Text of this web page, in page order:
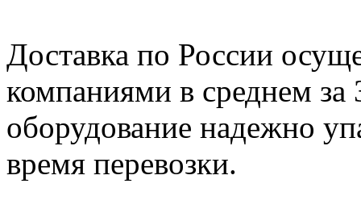
Доставка по России
компаниями в среднем за
оборудование надежно
время перевозки.